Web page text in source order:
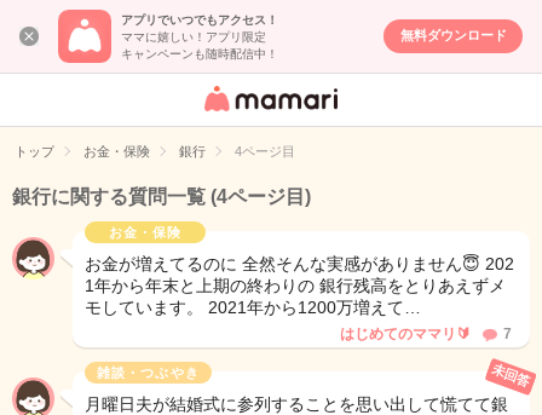
アプリでいつでもアクセス！
ママに嬉しい！アプリ限定
キャンペーンも随時配信中！
無料ダウンロード
女性専用匿名QA
イト
トップ お金・保険 銀行 4ページ目
銀行に関する質問一覧 (4ページ目)
お金・保険
お金が増えてるのに 全然そんな実感がありません😇 202
1年から年末と上期の終わりの 銀行残高をとりあえずメ
モしています。 2021年から1200万増えて…
はじめてのママリ🔰 7
雑談・つぶやき
月曜日夫が結婚式に参列することを思い出して慌てて銀
未回答